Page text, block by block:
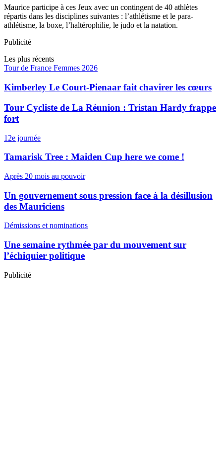
Maurice participe à ces Jeux avec un contingent de 40 athlètes
répartis dans les disciplines suivantes : l’athlétisme et le para-
athlétisme, la boxe, l’haltérophilie, le judo et la natation.
Publicité
Les plus récents
Tour de France Femmes 2026
Kimberley Le Court-Pienaar fait chavirer les cœurs
Tour Cycliste de La Réunion : Tristan Hardy frappe
fort
12e journée
Tamarisk Tree : Maiden Cup here we come !
Après 20 mois au pouvoir
Un gouvernement sous pression face à la désillusion
des Mauriciens
Démissions et nominations
Une semaine rythmée par du mouvement sur
l’échiquier politique
Publicité